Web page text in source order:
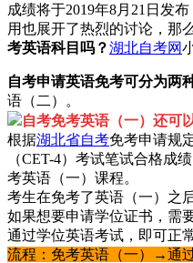
成绩将于2019年8月21日发
用也展开了热烈的讨论，那
考英语科目吗？湖北自考网
自考申请英语免考可分为两
语（二）。
自考免考英语（一） 还可
根据湖北省自考免考申请规
（CET-4）考试笔试合格成
考英语（一）课程。
考生在免考了英语（一）之
如果想要申请学位证书，需
通过学位英语考试，即可正
流程：免考英语（一）→通